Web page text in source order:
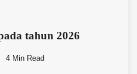
tahun 2026
4 Min Read